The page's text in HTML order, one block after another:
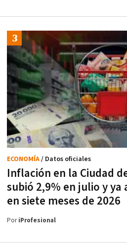
Inflación en la Ciudad
subió 2,9% en julio y ya
en siete meses de 2026
ECONOMÍA/ Datos oficiales
PoriProfesional